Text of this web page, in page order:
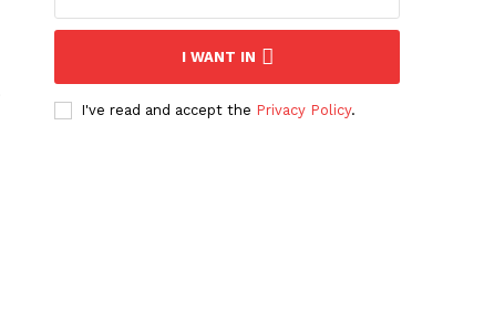
I WANT IN
I've read and accept the Privacy Policy.